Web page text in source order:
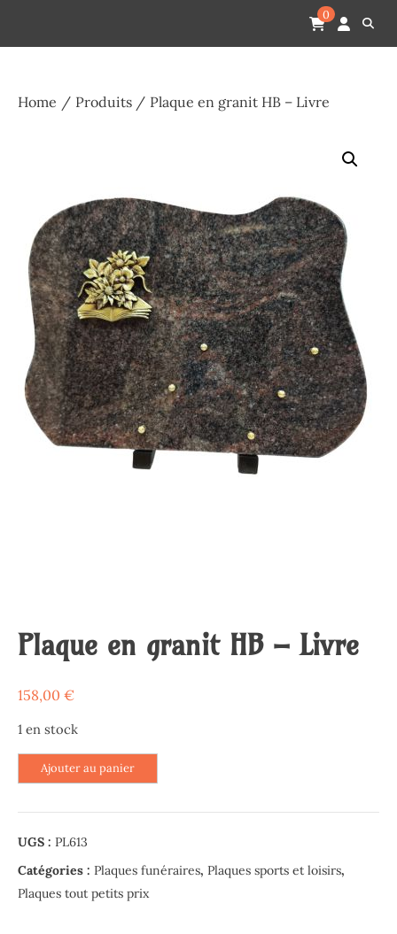
content
Espace Funéraire Michel Gardechaux
0
Home Produits Plaque en granit HB – Livre
Plaque en granit HB – Livre
158,00 €
1 en stock
quantité
de
granit
HB
-
Ajouter au panier
UGS : PL613
Catégories : Plaques funéraires, Plaques sports et loisirs,
Plaques tout petits prix